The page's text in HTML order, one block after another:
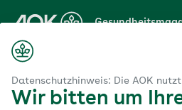
Datenschutzhinweis: Die AOK
Wir bitten um
Hauptinhalt
springen